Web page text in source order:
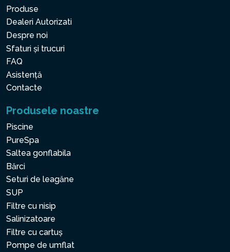
Produse
Dealeri Autorizati
Despre noi
Sfaturi și trucuri
FAQ
Asistență
Contacte
Produsele noastre
Piscine
PureSpa
Saltea gonflabila
Bărci
Seturi de leagăne
SUP
Filtre cu nisip
Salinizatoare
Filtre cu cartuș
Pompe de umflat